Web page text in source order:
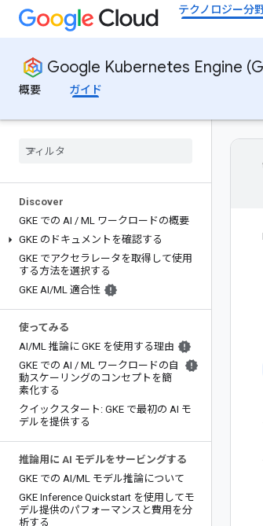
テクノロジー分
Google Kubernetes Engine
概要
ガイド
Discover
GKE での AI / ML ワークロードの概要
GKE のドキュメントを確認する
GKE でアクセラレータを取得して使用
する方法を選択する
GKE AI/ML 適合性
使ってみる
AI/ML 推論に GKE を使用する理由
GKE での AI / ML ワークロードの自
動スケーリングのコンセプトを簡
素化する
クイックスタート: GKE で最初の AI モ
デルを提供する
推論用に AI モデルをサービングする
GKE での AI/ML モデル推論について
GKE Inference Quickstart を使用してモ
デル提供のパフォーマンスと費用を分
析する